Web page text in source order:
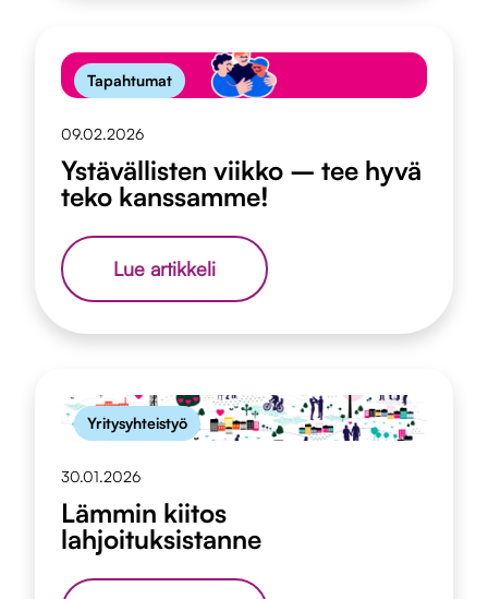
Tapahtumat
09.02.2026
Ystävällisten viikko – tee hyvä
teko kanssamme!
Lue artikkeliYstävällisten
viikko
–
tee
kanssamme!
Yritysyhteistyö
30.01.2026
Lämmin kiitos
lahjoituksistanne